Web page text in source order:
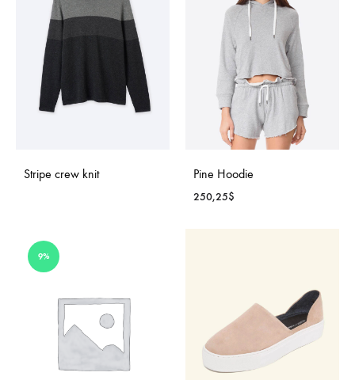
Stripe crew knit Pine Hoodie
250,25$
9%